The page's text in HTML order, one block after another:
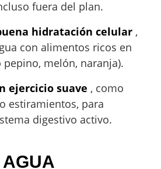
fuera del plan.
hidratación celular ,
con alimentos ricos en
melón, naranja).
ejercicio suave , como
estiramientos, para
digestivo activo.
AGUA